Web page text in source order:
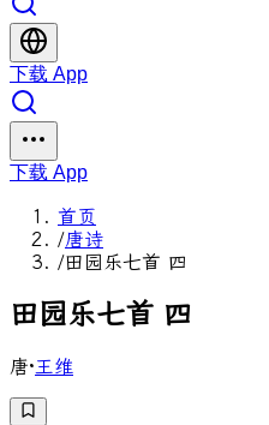
下载 App
下载 App
首页
/唐诗
/田园乐七首 四
田 园乐七首 四
唐·王维